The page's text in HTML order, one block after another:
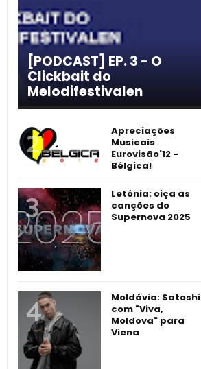
[PODCAST] EP. 3 - O
Clickbait do
Melodifestivalen
Apreciações
Musicais
Eurovisão'12 -
Bélgica!
Letónia: oiça as
canções do
Supernova 2025
Moldávia: Satoshi
com "Viva,
Moldova" para
Viena